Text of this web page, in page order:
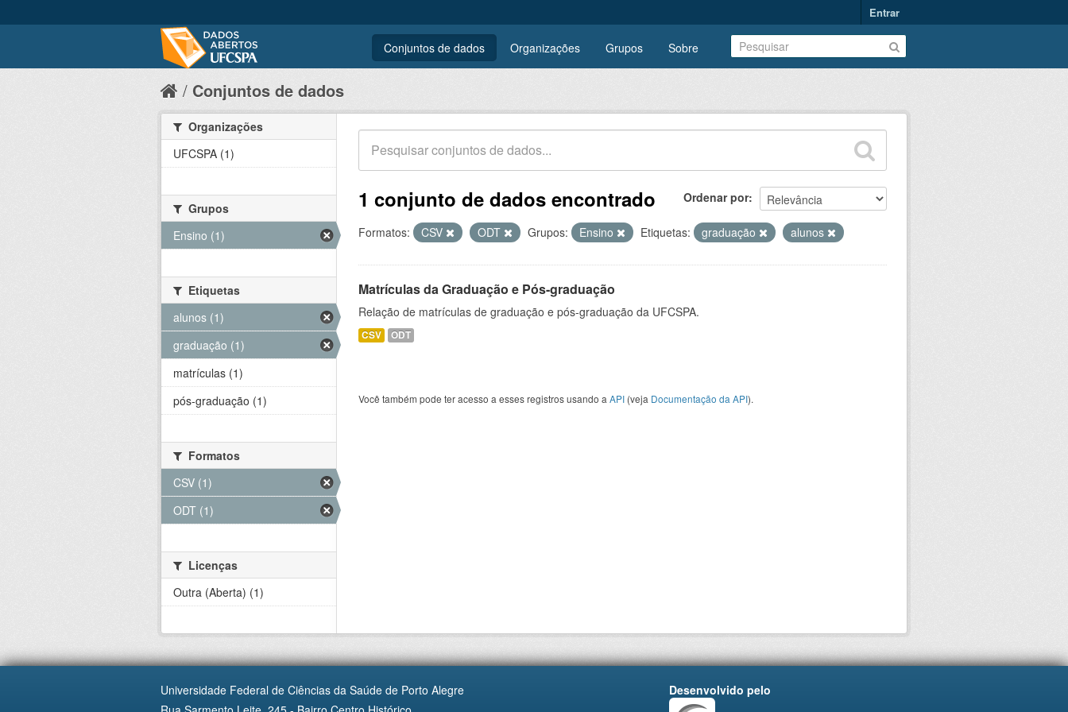
Entrar
Conjuntos de dados Organizações Grupos Sobre
Conjuntos de dados
Ordenar por
1 conjunto de dados encontrado
Formatos: CSV ODT Grupos: Ensino Etiquetas: graduação alunos
Matrículas da Graduação e Pós-graduação
Relação de matrículas de graduação e pós-graduação da UFCSPA.
CSV ODT
Você também pode ter acesso a esses registros usando a API (veja Documentação da API).
Organizações
UFCSPA (1)
Grupos
Ensino (1)
Etiquetas
alunos (1)
graduação (1)
matrículas (1)
pós-graduação (1)
Formatos
CSV (1)
ODT (1)
Licenças
Outra (Aberta) (1)
Universidade Federal de Ciências da Saúde de Porto Alegre
Desenvolvido pelo